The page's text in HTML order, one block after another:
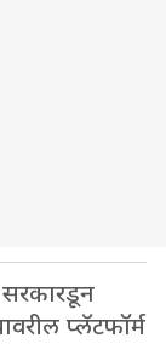
प्लॅटफॉर्म